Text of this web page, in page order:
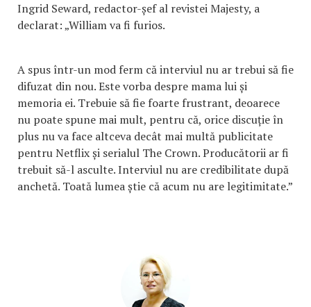
Ingrid Seward, redactor-șef al revistei Majesty, a
declarat: „William va fi furios.
A spus într-un mod ferm că interviul nu ar trebui să fie
difuzat din nou. Este vorba despre mama lui și
memoria ei. Trebuie să fie foarte frustrant, deoarece
nu poate spune mai mult, pentru că, orice discuție în
plus nu va face altceva decât mai multă publicitate
pentru Netflix și serialul The Crown. Producătorii ar fi
trebuit să-l asculte. Interviul nu are credibilitate după
anchetă. Toată lumea știe că acum nu are legitimitate.”